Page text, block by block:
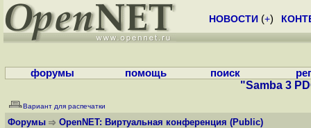
НОВОСТИ (+)
форумы помощь поиск
"Samba 3
Вариант для распечатки
Форумы OpenNET: Виртуальная конференция (Public)